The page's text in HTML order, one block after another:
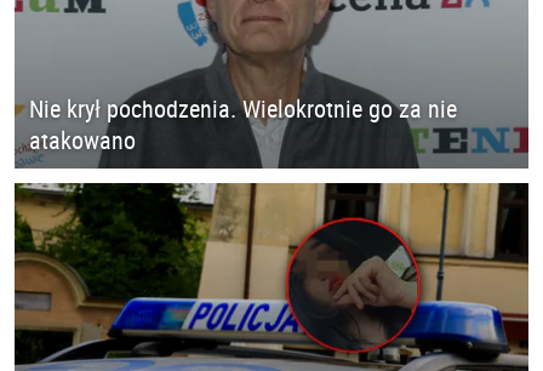
Nie krył pochodzenia. Wielokrotnie go za nie
atakowano